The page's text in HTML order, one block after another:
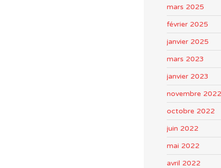
mars 2025
février 2025
janvier 2025
mars 2023
janvier 2023
novembre 2022
octobre 2022
juin 2022
mai 2022
avril 2022